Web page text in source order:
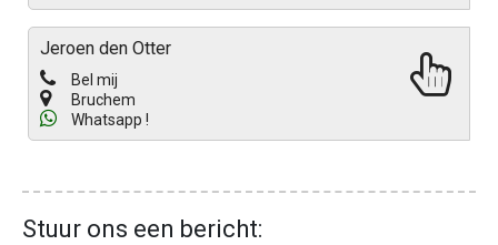
Jeroen den Otter
Bel mij
Bruchem
Whatsapp !
Stuur ons een bericht: